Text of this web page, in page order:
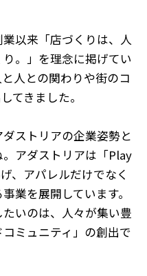
以来「店づくりは、人
。」を理念に掲げてい
人との関わりや街のコ
てきました。
ストリアの企業姿勢と
アダストリアは「Play
、アパレルだけでなく
業を展開しています。
いのは、人々が集い豊
ミュニティ」の創出で